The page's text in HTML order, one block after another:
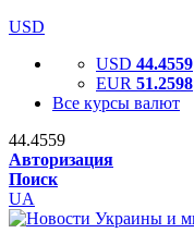
USD
USD 44.4559
EUR 51.2598
Все курсы валют
44.4559
Авторизация
Поиск
UA